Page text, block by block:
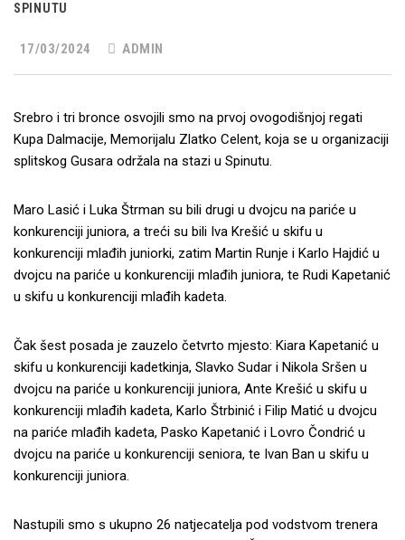
SPINUTU
17/03/2024 ADMIN
Srebro i tri bronce osvojili smo na prvoj ovogodišnjoj regati
Kupa Dalmacije, Memorijalu Zlatko Celent, koja se u organizaciji
splitskog Gusara održala na stazi u Spinutu.
Maro Lasić i Luka Štrman su bili drugi u dvojcu na pariće u
konkurenciji juniora, a treći su bili Iva Krešić u skifu u
konkurenciji mlađih juniorki, zatim Martin Runje i Karlo Hajdić u
dvojcu na pariće u konkurenciji mlađih juniora, te Rudi Kapetanić
u skifu u konkurenciji mlađih kadeta.
Čak šest posada je zauzelo četvrto mjesto: Kiara Kapetanić u
skifu u konkurenciji kadetkinja, Slavko Sudar i Nikola Sršen u
dvojcu na pariće u konkurenciji juniora, Ante Krešić u skifu u
konkurenciji mlađih kadeta, Karlo Štrbinić i Filip Matić u dvojcu
na pariće mlađih kadeta, Pasko Kapetanić i Lovro Čondrić u
dvojcu na pariće u konkurenciji seniora, te Ivan Ban u skifu u
konkurenciji juniora.
Nastupili smo s ukupno 26 natjecatelja pod vodstvom trenera